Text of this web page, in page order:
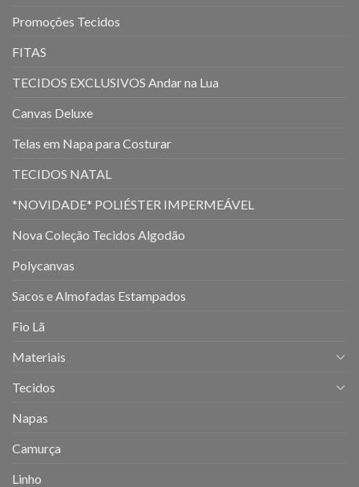
Promoções Tecidos
FITAS
TECIDOS EXCLUSIVOS Andar na Lua
Canvas Deluxe
Telas em Napa para Costurar
TECIDOS NATAL
*NOVIDADE* POLIÉSTER IMPERMEÁVEL
Nova Coleção Tecidos Algodão
Polycanvas
Sacos e Almofadas Estampados
Fio Lã
Materiais
Tecidos
Napas
Camurça
Linho